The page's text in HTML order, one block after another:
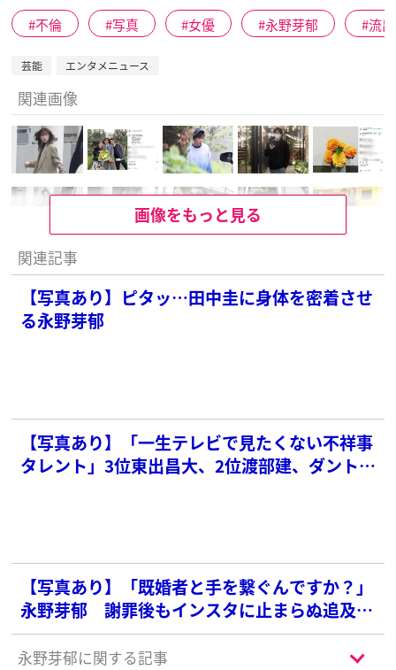
不倫 写真 女優 永野芽郁 流出
芸能 エンタメニュース
関連画像
画像をもっと見る
関連記事
【写真あり】ピタッ…田中圭に身体を密着させ
る永野芽郁
【写真あり】「一生テレビで見たくない不祥事
タレント」3位東出昌大、2位渡部建、ダントツ
【写真あり】「既婚者と手を繋ぐんですか？」
永野芽郁 謝罪後もインスタに止まらぬ追及の
声…求められる“手繋ぎ写真”への「合理的な説
明」
永野芽郁に関する記事